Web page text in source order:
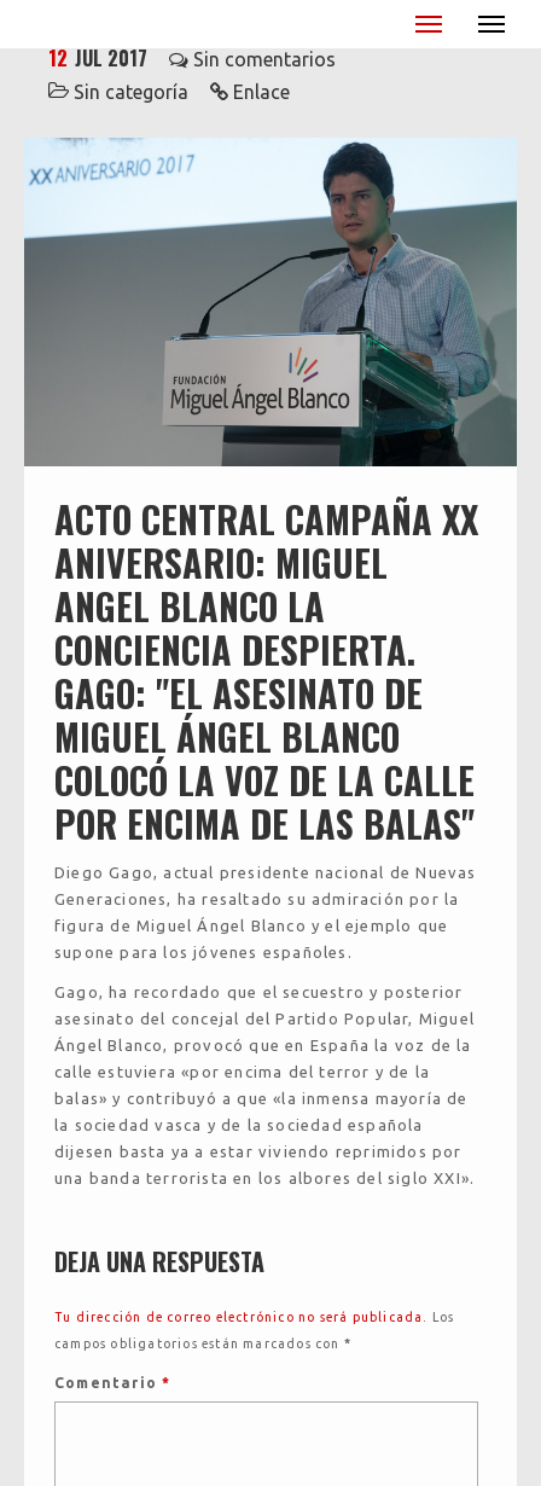
Miguel Ángel Blanco - XX Aniversario
12 JUL 2017
Sin comentarios
Sin categoría
Enlace
ACTO CENTRAL CAMPAÑA XX
ANIVERSARIO: MIGUEL
ANGEL BLANCO LA
CONCIENCIA DESPIERTA.
GAGO: "EL ASESINATO DE
MIGUEL ÁNGEL BLANCO
COLOCÓ LA VOZ DE LA CALLE
POR ENCIMA DE LAS BALAS"
Diego Gago, actual presidente nacional de Nuevas
Generaciones, ha resaltado su admiración por la
figura de Miguel Ángel Blanco y el ejemplo que
supone para los jóvenes españoles.
Gago, ha recordado que el secuestro y posterior
asesinato del concejal del Partido Popular, Miguel
Ángel Blanco, provocó que en España la voz de la
calle estuviera «por encima del terror y de la
balas» y contribuyó a que «la inmensa mayoría de
la sociedad vasca y de la sociedad española
dijesen basta ya a estar viviendo reprimidos por
una banda terrorista en los albores del siglo XXI».
DEJA UNA RESPUESTA
Tu dirección de correo electrónico no será publicada.
Los
campos obligatorios están marcados con *
Comentario*